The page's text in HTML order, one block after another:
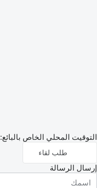
التوقيت المحلي الخاص بالبائع: 21:04 (CEST)
طلب لقاء
إرسال الرسالة